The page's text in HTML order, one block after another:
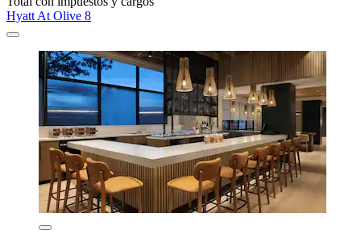
Hyatt At Olive 8